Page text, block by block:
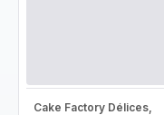
Cake Factory Délices,